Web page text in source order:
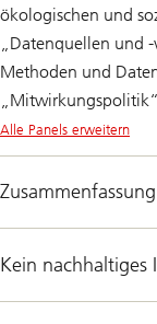
ökologischen und
„Datenquellen und
Methoden und
Alle Panels erweitern
Zusammenfassung
Kein nachhaltiges